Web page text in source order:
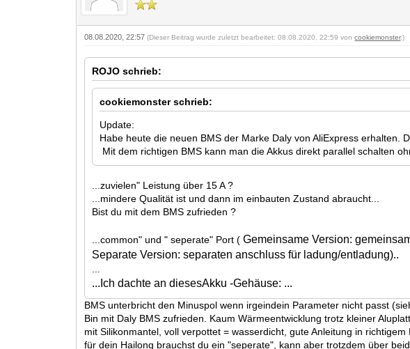
08.08.2020, 22:57(Dieser Beitrag wurde zuletzt bearbeitet: 08.08.2020, 22:59 voncookiemonster.)
ROJO schrieb:
cookiemonster schrieb:
Update:
Habe heute die neuen BMS der Marke Daly von AliExpress erhalten.
Mit dem richtigen BMS kann man die Akkus direkt parallel schalten
...zuvielen" Leistung über 15 A ?
...mindere Qualität ist und dann im einbauten Zustand abraucht...
Bist du mit dem BMS zufrieden ?
...common" und " seperate" Port ( Gemeinsame Version:
Separate Version: separaten anschluss für ladung/entladung)..
...Ich dachte an diesesAkku -Gehäuse: ...
BMS unterbricht den Minuspol wenn irgeindein Parameter nicht passt
Bin mit Daly BMS zufrieden. Kaum Wärmeentwicklung trotz kleiner
mit Silikonmantel, voll verpottet = wasserdicht, gute Anleitung in richtigem
für dein Hailong brauchst du ein "seperate", kann aber trotzdem über